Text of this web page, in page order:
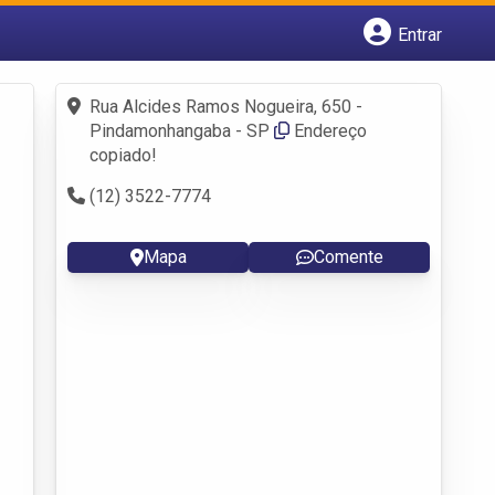
Entrar
Fazer login
Criar conta
Rua Alcides Ramos Nogueira, 650 -
Pindamonhangaba - SP
Endereço
copiado!
(12) 3522-7774
Mapa Comente